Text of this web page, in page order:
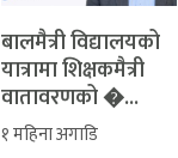
बालमैत्री विद्यालयको
यात्रामा शिक्षकमैत्री
वातावरणको �...
१ महिना अगाडि